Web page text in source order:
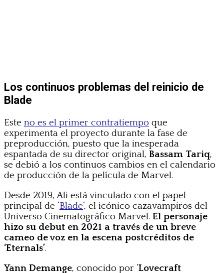
Los continuos problemas del reinicio de
Blade
Este no es el primer contratiempo que
experimenta el proyecto durante la fase de
preproducción, puesto que la inesperada
espantada de su director original, Bassam Tariq,
se debió a los continuos cambios en el calendario
de producción de la película de Marvel.
Desde 2019, Ali está vinculado con el papel
principal de ‘Blade‘, el icónico cazavampiros del
Universo Cinematográfico Marvel. El personaje
hizo su debut en 2021 a través de un breve
cameo de voz en la escena postcréditos de
‘Eternals’.
Yann Demange, conocido por ‘Lovecraft